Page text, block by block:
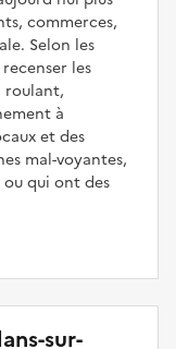
commerces,
Selon les
les
roulant,
à
et des
mal-voyantes,
qui ont des
sur-